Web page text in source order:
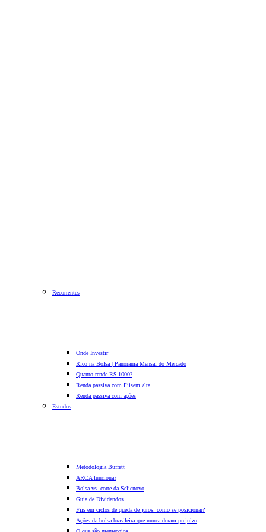
Recorrentes
Onde Investir
Rico na Bolsa | Panorama Mensal do Mercado
Quanto rende R$ 1000?
Renda passiva com Fiisem alta
Renda passiva com ações
Estudos
Metodologia Buffett
ARCA funciona?
Bolsa vs. corte da Selicnovo
Guia de Dividendos
Fiis em ciclos de queda de juros: como se posicionar?
Ações da bolsa brasileira que nunca deram prejuízo